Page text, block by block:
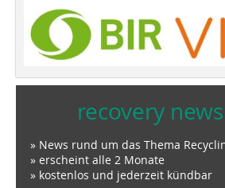
recovery
» News rund um das Thema
» erscheint alle 2 Monate
» kostenlos und jederzeit kündbar